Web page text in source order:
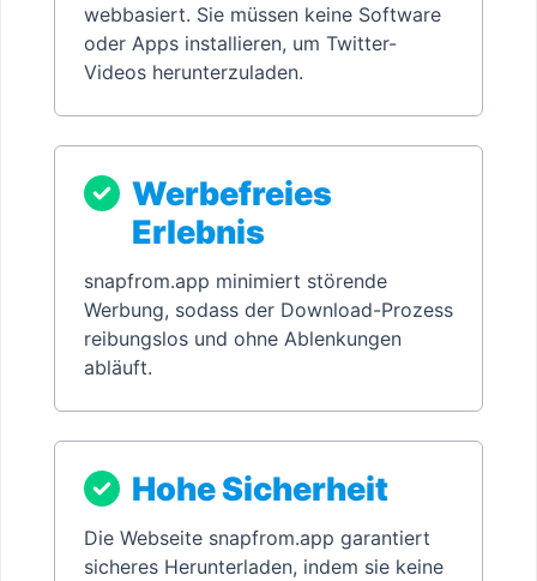
webbasiert. Sie müssen keine Software
oder Apps installieren, um Twitter-
Videos herunterzuladen.
Werbefreies
Erlebnis
snapfrom.app minimiert störende
Werbung, sodass der Download-Prozess
reibungslos und ohne Ablenkungen
abläuft.
Hohe Sicherheit
Die Webseite snapfrom.app garantiert
sicheres Herunterladen, indem sie keine